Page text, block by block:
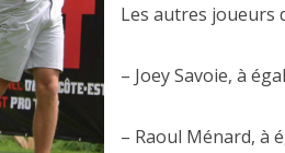
Les autres joueurs
– Joey Savoie, à
– Raoul Ménard, à